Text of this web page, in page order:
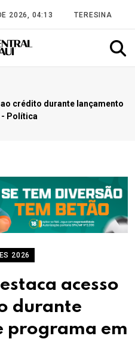
2026, 04:13 TERESINA
crédito durante lançamento
- Política
2026
acesso
durante
programa em